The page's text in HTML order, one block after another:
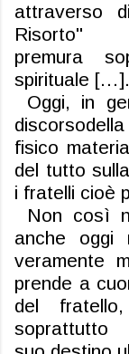
attraverso
Risorto"
premura
spirituale […].
Oggi, in
discorso
fisico
del tutto
i fratelli cioè
Non così
anche oggi
veramente
prende a
del